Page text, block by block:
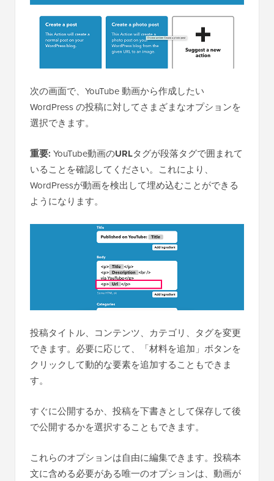
次の画面で、YouTube 動画から作成したい
WordPress の投稿に対してさまざまなオプションを
選択できます。
重要: YouTube動画のURLタグが段落タグで囲まれて
いることを確認してください。これにより、
WordPressが動画を検出して埋め込むことができる
ようになります。
投稿タイトル、コンテンツ、カテゴリ、タグを変更
できます。必要に応じて、「材料を追加」ボタンを
クリックして動的な要素を追加することもできま
す。
すぐに公開するか、投稿を下書きとして保存して後
で公開するかを選択することもできます。
これらのオプションは自由に編集できます。投稿本
文に含める必要がある唯一のオプションは、動画が